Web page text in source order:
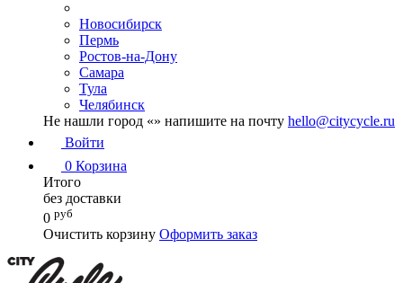
Новосибирск
Пермь
Ростов-на-Дону
Самара
Тула
Челябинск
Не нашли город «» напишите на почту hello@citycycle.ru
Войти
0 Корзина
Итого
без доставки
0 руб
Очистить корзину Оформить заказ